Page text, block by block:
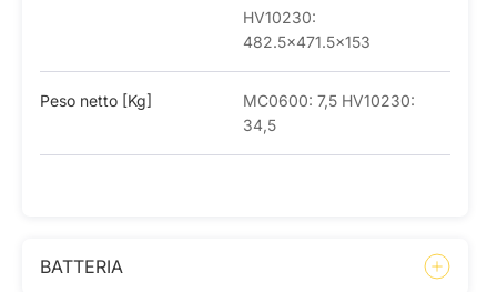
HV10230:
482.5×471.5×153
Peso netto [Kg]
MC0600: 7,5 HV10230:
34,5
BATTERIA